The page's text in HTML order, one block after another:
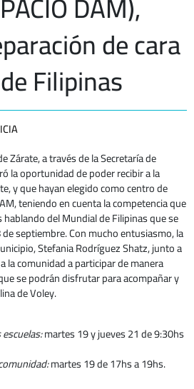
de cara
Filipinas
Zárate, a través de la Secretaría de
la oportunidad de poder recibir a la
y que hayan elegido como centro de
teniendo en cuenta la competencia que
del Mundial de Filipinas que se
septiembre. Con mucho entusiasmo, la
Stefania Rodríguez Shatz, junto a
la comunidad a participar de manera
se podrán disfrutar para acompañar y
de Voley.
martes 19 y jueves 21 de 9:30hs
martes 19 de 17hs a 19hs.